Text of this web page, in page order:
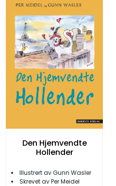
Den Hjemvendte
Hollender
Illustrert av Gunn Wasler
Skrevet av Per Meidel